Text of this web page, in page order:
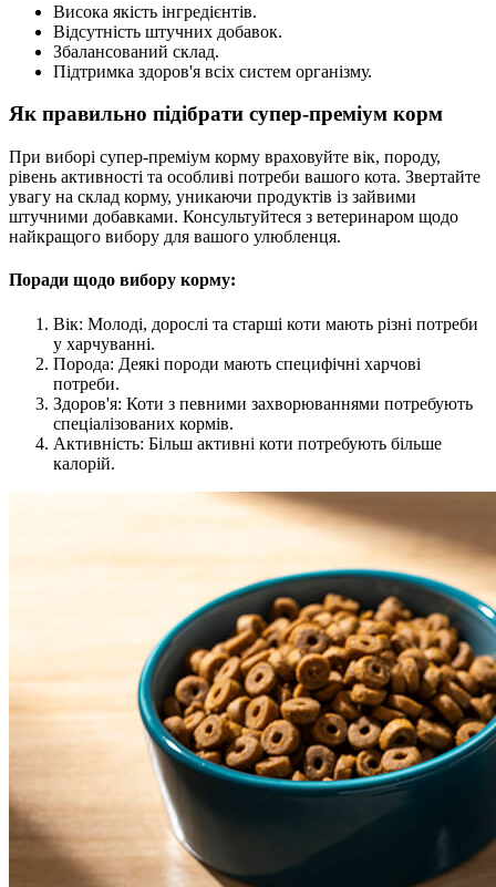
Висока якість інгредієнтів.
Відсутність штучних добавок.
Збалансований склад.
Підтримка здоров'я всіх систем організму.
Як правильно підібрати супер-преміум корм
При виборі супер-преміум корму враховуйте вік, породу,
рівень активності та особливі потреби вашого кота. Звертайте
увагу на склад корму, уникаючи продуктів із зайвими
штучними добавками. Консультуйтеся з ветеринаром щодо
найкращого вибору для вашого улюбленця.
Поради щодо вибору корму:
Вік: Молоді, дорослі та старші коти мають різні потреби
у харчуванні.
Порода: Деякі породи мають специфічні харчові
потреби.
Здоров'я: Коти з певними захворюваннями потребують
спеціалізованих кормів.
Активність: Більш активні коти потребують більше
калорій.